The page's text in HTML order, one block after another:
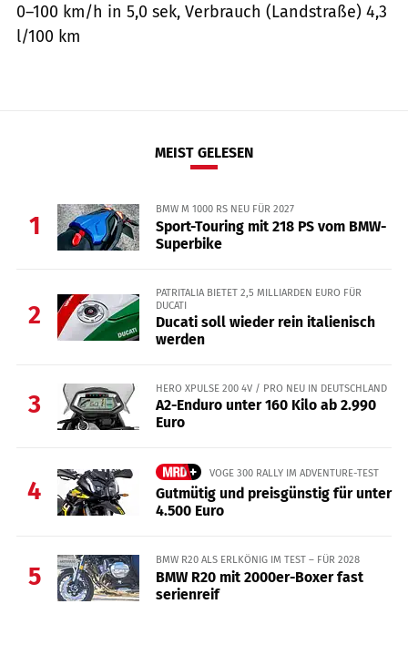
0–100 km/h in 5,0 sek, Verbrauch (Landstraße) 4,3
l/100 km
MEIST GELESEN
1
BMW M 1000 RS NEU FÜR 2027
Sport-Touring mit 218 PS vom BMW-
Superbike
2
PATRITALIA BIETET 2,5 MILLIARDEN EURO FÜR
DUCATI
Ducati soll wieder rein italienisch
werden
3
HERO XPULSE 200 4V / PRO NEU IN DEUTSCHLAND
A2-Enduro unter 160 Kilo ab 2.990
Euro
4
VOGE 300 RALLY IM ADVENTURE-TEST
Gutmütig und preisgünstig für unter
4.500 Euro
5
BMW R20 ALS ERLKÖNIG IM TEST – FÜR 2028
BMW R20 mit 2000er-Boxer fast
serienreif